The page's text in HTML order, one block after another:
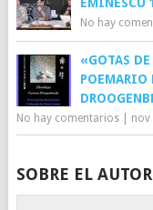
EMINESCU
No hay
«GOTAS
POEMARIO
No hay comentarios| nov
SOBRE EL AUTOR